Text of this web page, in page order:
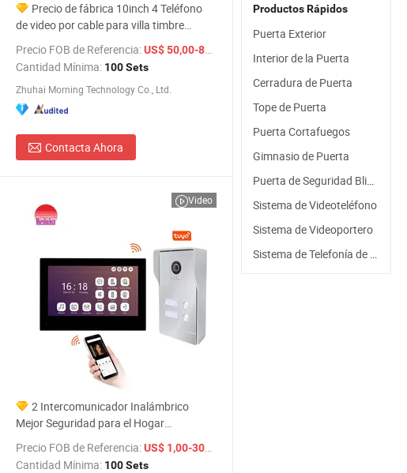
/ Set
Precio de fábrica 10inch 4 Teléfono
de video por cable para villa timbre
inteligente para el hogar 1080P timbre
Precio FOB de Referencia:US$ 50,00-80,00
Cantidad Mínima: 100 Sets
Zhuhai Morning Technology Co., Ltd.
Contacta Ahora
/ Set
Video
2 Intercomunicador Inalámbrico
Mejor Seguridad para el Hogar
Inteligente 2K Teléfono de Video Timbre
IP
Precio FOB de Referencia:US$ 1,00-300,00
Cantidad Mínima: 100 Sets
Productos Rápidos
Puerta Exterior
Interior de la Puerta
Cerradura de Puerta
Tope de Puerta
Puerta Cortafuegos
Gimnasio de Puerta
Puerta de Seguridad Blindada
Sistema de Videoteléfono
Sistema de Videoportero
Sistema de Telefonía de Puerta